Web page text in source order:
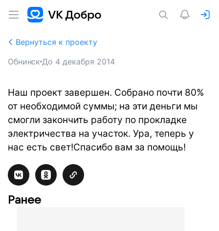
Вернуться к проекту
Обнинск До 4 декабря 2014
Наш проект завершен. Собрано почти 80%
от необходимой суммы; на эти деньги мы
смогли закончить работу по прокладке
электричества на участок. Ура, теперь у
нас есть свет!Спасибо вам за помощь!
Ранее